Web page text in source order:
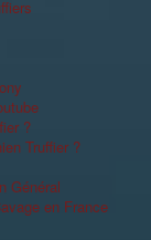
?
Truffier ?
Général
en France